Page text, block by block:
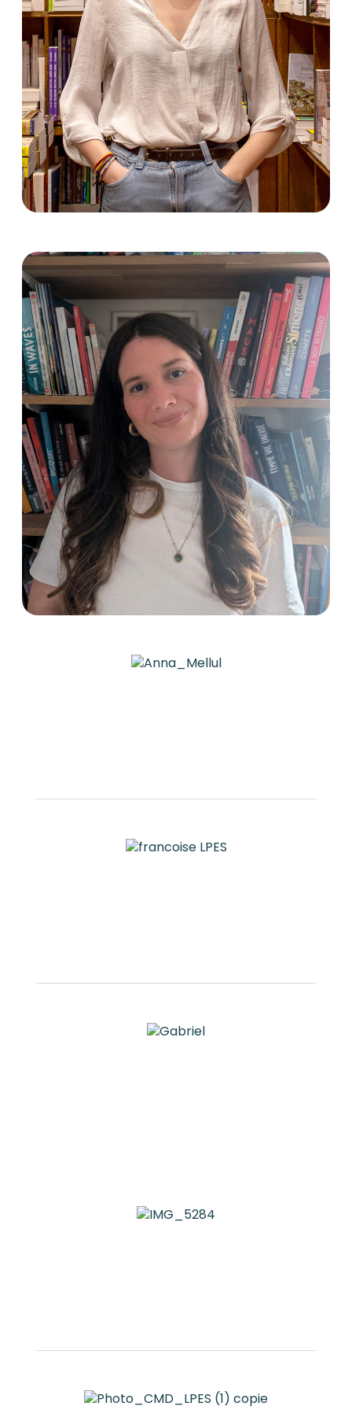
Caroline BERNARD
Coordinatrice territoriale des
programmes et activités culturelles
programmes et activités culturelles
Coordinatrice territoriale des
Coordinatrice territoriale des
Gabriel CHARNASSE
Chargé de mécénat
Camille HA-THUC